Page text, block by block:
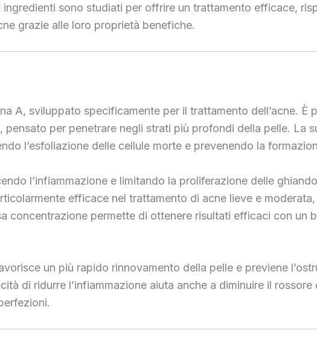
sono studiati per offrire un trattamento efficace,
grazie alle loro proprietà benefiche.
A, sviluppato specificamente per il trattamento dell’acne. È
per penetrare negli strati più profondi della pelle. La
l’esfoliazione delle cellule morte e prevenendo la
l’infiammazione e limitando la proliferazione delle
efficace nel trattamento di acne lieve e
concentrazione permette di ottenere risultati efficaci con un
un più rapido rinnovamento della pelle e previene
di ridurre l’infiammazione aiuta anche a diminuire il